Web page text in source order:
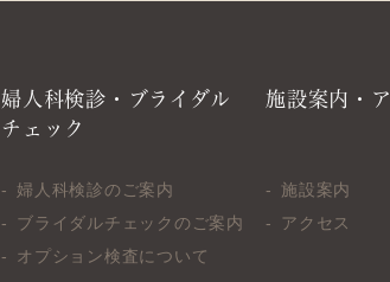
婦人科検診・ブライダル
チェック
婦人科検診のご案内
ブライダルチェックのご案内
オプション検査について
施設案内・
施設案内
アクセス